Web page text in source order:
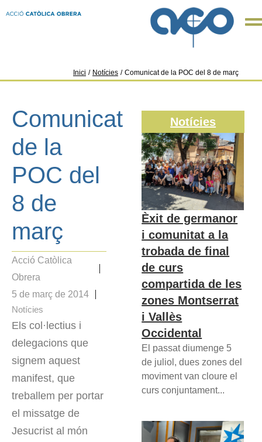
Inici / Notícies / Comunicat de la POC del 8 de març
Comunicat
de la
POC del
8 de
març
Acció Catòlica
Obrera
5 de març de 2014
Notícies
Els col·lectius i
delegacions que
signem aquest
manifest, que
treballem per portar
el missatge de
Jesucrist al món
Notícies
Èxit de germanor
i comunitat a la
trobada de final
de curs
compartida de les
zones Montserrat
i Vallès
Occidental
El passat diumenge 5
de juliol, dues zones del
moviment van cloure el
curs conjuntament...